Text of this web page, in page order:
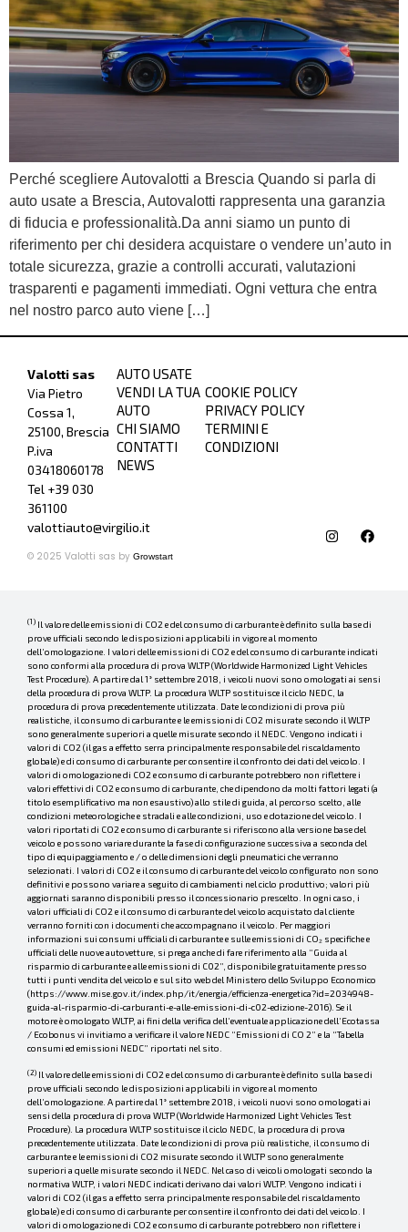
Perché scegliere Autovalotti a Brescia Quando si parla di
auto usate a Brescia, Autovalotti rappresenta una garanzia
di fiducia e professionalità.Da anni siamo un punto di
riferimento per chi desidera acquistare o vendere un’auto in
totale sicurezza, grazie a controlli accurati, valutazioni
trasparenti e pagamenti immediati. Ogni vettura che entra
nel nostro parco auto viene […]
Valotti sas
Via Pietro
Cossa 1,
25100, Brescia
P.iva
03418060178
Tel +39 030
361100
valottiauto@virgilio.it
AUTO USATE
VENDI LA TUA
AUTO
CHI SIAMO
CONTATTI
NEWS
COOKIE POLICY
PRIVACY POLICY
TERMINI E
CONDIZIONI
© 2025 Valotti sas by Growstart
(1) Il valore delle emissioni di CO2 e del consumo di carburante è definito sulla base di
prove ufficiali secondo le disposizioni applicabili in vigore al momento
dell’omologazione. I valori delle emissioni di CO2 e del consumo di carburante indicati
sono conformi alla procedura di prova WLTP (Worldwide Harmonized Light Vehicles
Test Procedure). A partire dal 1° settembre 2018, i veicoli nuovi sono omologati ai sensi
della procedura di prova WLTP. La procedura WLTP sostituisce il ciclo NEDC, la
procedura di prova precedentemente utilizzata. Date le condizioni di prova più
realistiche, il consumo di carburante e le emissioni di CO2 misurate secondo il WLTP
sono generalmente superiori a quelle misurate secondo il NEDC. Vengono indicati i
valori di CO2 (il gas a effetto serra principalmente responsabile del riscaldamento
globale) e di consumo di carburante per consentire il confronto dei dati del veicolo. I
valori di omologazione di CO2 e consumo di carburante potrebbero non riflettere i
valori effettivi di CO2 e consumo di carburante, che dipendono da molti fattori legati (a
titolo esemplificativo ma non esaustivo) allo stile di guida, al percorso scelto, alle
condizioni meteorologiche e stradali e alle condizioni, uso e dotazione del veicolo. I
valori riportati di CO2 e consumo di carburante si riferiscono alla versione base del
veicolo e possono variare durante la fase di configurazione successiva a seconda del
tipo di equipaggiamento e / o delle dimensioni degli pneumatici che verranno
selezionati. I valori di CO2 e il consumo di carburante del veicolo configurato non sono
definitivi e possono variare a seguito di cambiamenti nel ciclo produttivo; valori più
aggiornati saranno disponibili presso il concessionario prescelto. In ogni caso, i
valori ufficiali di CO2 e il consumo di carburante del veicolo acquistato dal cliente
verranno forniti con i documenti che accompagnano il veicolo. Per maggiori
informazioni sui consumi ufficiali di carburante e sulle emissioni di CO₂ specifiche e
ufficiali delle nuove autovetture, si prega anche di fare riferimento alla “Guida al
risparmio di carburante e alle emissioni di C02”, disponibile gratuitamente presso
tutti i punti vendita del veicolo e sul sito web del Ministero dello Sviluppo Economico
(https://www.mise.gov.it/index.php/it/energia/efficienza-energetica?id=2034948-
guida-al-risparmio-di-carburanti-e-alle-emissioni-di-c02-edizione-2016). Se il
motore è omologato WLTP, ai fini della verifica dell’eventuale applicazione dell’Ecotassa
/ Ecobonus vi invitiamo a verificare il valore NEDC “Emissioni di CO 2” e la “Tabella
consumi ed emissioni NEDC” riportati nel sito.
(2) Il valore delle emissioni di CO2 e del consumo di carburante è definito sulla base di
prove ufficiali secondo le disposizioni applicabili in vigore al momento
dell’omologazione. A partire dal 1° settembre 2018, i veicoli nuovi sono omologati ai
sensi della procedura di prova WLTP (Worldwide Harmonized Light Vehicles Test
Procedure). La procedura WLTP sostituisce il ciclo NEDC, la procedura di prova
precedentemente utilizzata. Date le condizioni di prova più realistiche, il consumo di
carburante e le emissioni di CO2 misurate secondo il WLTP sono generalmente
superiori a quelle misurate secondo il NEDC. Nel caso di veicoli omologati secondo la
normativa WLTP, i valori NEDC indicati derivano dai valori WLTP. Vengono indicati i
valori di CO2 (il gas a effetto serra principalmente responsabile del riscaldamento
globale) e di consumo di carburante per consentire il confronto dei dati del veicolo. I
valori di omologazione di CO2 e consumo di carburante potrebbero non riflettere i